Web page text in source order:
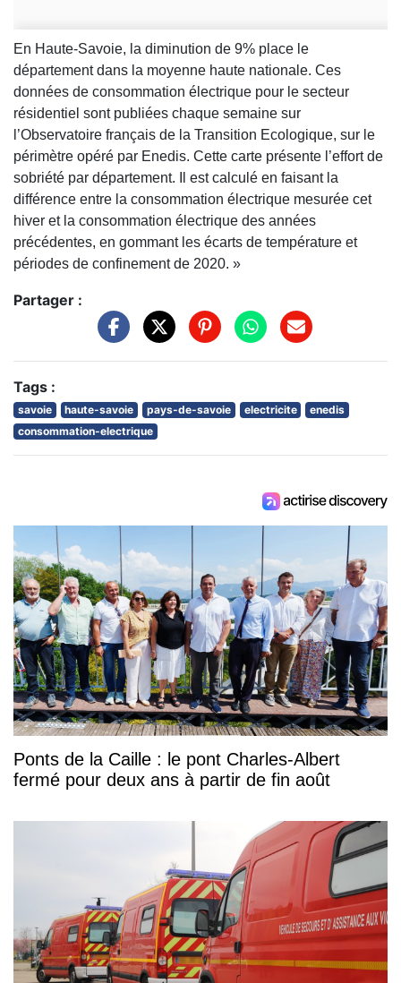
En Haute-Savoie, la diminution de 9% place le
département dans la moyenne haute nationale. Ces
données de consommation électrique pour le secteur
résidentiel sont publiées chaque semaine sur
l’Observatoire français de la Transition Ecologique, sur le
périmètre opéré par Enedis. Cette carte présente l’effort de
sobriété par département. Il est calculé en faisant la
différence entre la consommation électrique mesurée cet
hiver et la consommation électrique des années
précédentes, en gommant les écarts de température et
périodes de confinement de 2020. »
Partager :
Tags :
savoie haute-savoie pays-de-savoie electricite
enedis
consommation-electrique
Ponts de la Caille : le pont Charles-Albert
fermé pour deux ans à partir de fin août